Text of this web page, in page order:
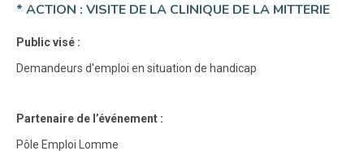
* ACTION : VISITE DE LA CLINIQUE DE LA MITTERIE
Public visé :
Demandeurs d'emploi en situation de handicap
Partenaire de l’événement :
Pôle Emploi Lomme